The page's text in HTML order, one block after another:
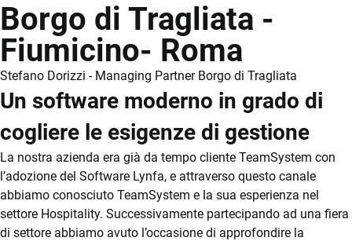
Quotidiana
Self check-in e
check-out
Riconoscimento
OCR
Gestione firma
& privacy
Channel Manager
Booking Engine
Storie di successo
Risorse utili
Finanziamenti
agevolati
Prezzi
Prova Gratis
Borgo di Tragliata -
Fiumicino- Roma
Stefano Dorizzi - Managing Partner Borgo di Tragliata
Un software moderno in grado di
cogliere le esigenze di gestione
La nostra azienda era già da tempo cliente TeamSystem con
l’adozione del Software Lynfa, e attraverso questo canale
abbiamo conosciuto TeamSystem e la sua esperienza nel
settore Hospitality. Successivamente partecipando ad una fiera
di settore abbiamo avuto l’occasione di approfondire la